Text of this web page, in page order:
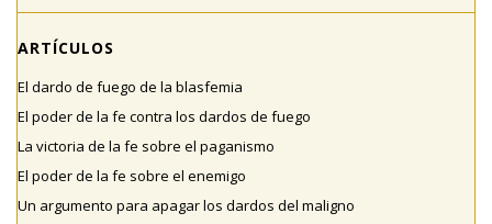
ARTÍCULOS
El dardo de fuego de la blasfemia
El poder de la fe contra los dardos de fuego
La victoria de la fe sobre el paganismo
El poder de la fe sobre el enemigo
Un argumento para apagar los dardos del maligno